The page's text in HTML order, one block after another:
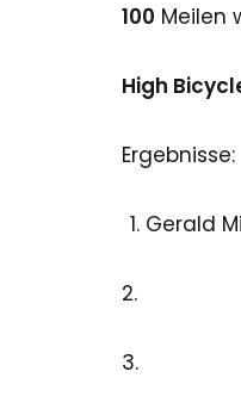
100 Meilen
High
Ergebnisse:
Gerald
2.
3.